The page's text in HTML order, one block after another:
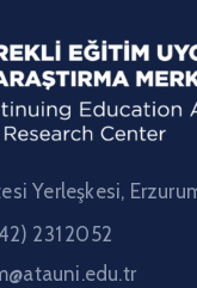
Yerleşkesi,
231 2052